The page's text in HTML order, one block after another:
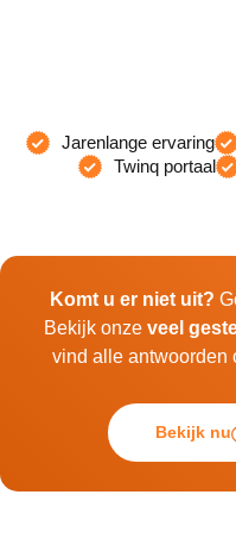
Jarenlange ervaring
Twinq portaal
Komt u er niet uit?
Bekijk onze veel
vind alle antwoorden
Bekijk nu